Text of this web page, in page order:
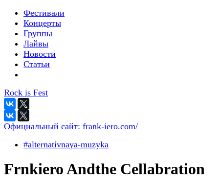
Фестивали
Концерты
Группы
Лайвы
Новости
Статьи
Rock is Fest
Официальный сайт: frank-iero.com/
#alternativnaya-muzyka
Frnkiero Andthe Cellabration